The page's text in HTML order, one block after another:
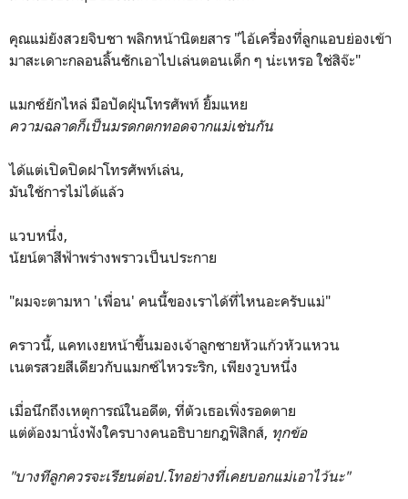
คุณแม่ยังสวยจิบชา พลิกหน้านิตยสาร "ไอ้เครื่องที่ลูกแอบย่องเข้า
มาสะเดาะกลอนลิ้นชักเอาไปเล่นตอนเด็ก ๆ น่ะเหรอ ใช่สิจ๊ะ"
แมกซ์ยักไหล่ มือปัดฝุ่นโทรศัพท์ ยิ้มแหย
ความฉลาดก็เป็นมรดกตกทอดจากแม่เช่นกัน
ได้แต่เปิดปิดฝาโทรศัพท์เล่น,
มันใช้การไม่ได้แล้ว
แวบหนึ่ง,
นัยน์ตาสีฟ้าพร่างพราวเป็นประกาย
"ผมจะตามหา 'เพื่อน' คนนี้ของเราได้ที่ไหนอะครับแม่"
คราวนี้, แคทเงยหน้าขึ้นมองเจ้าลูกชายหัวแก้วหัวแหวน
เนตรสวยสีเดียวกับแมกซ์ไหวระริก, เพียงวูบหนึ่ง
เมื่อนึกถึงเหตุการณ์ในอดีต, ที่ตัวเธอเพิ่งรอดตาย
แต่ต้องมานั่งฟังใครบางคนอธิบายกฎฟิสิกส์, ทุกข้อ
"บางทีลูกควรจะเรียนต่อป.โทอย่างที่เคยบอกแม่เอาไว้นะ"